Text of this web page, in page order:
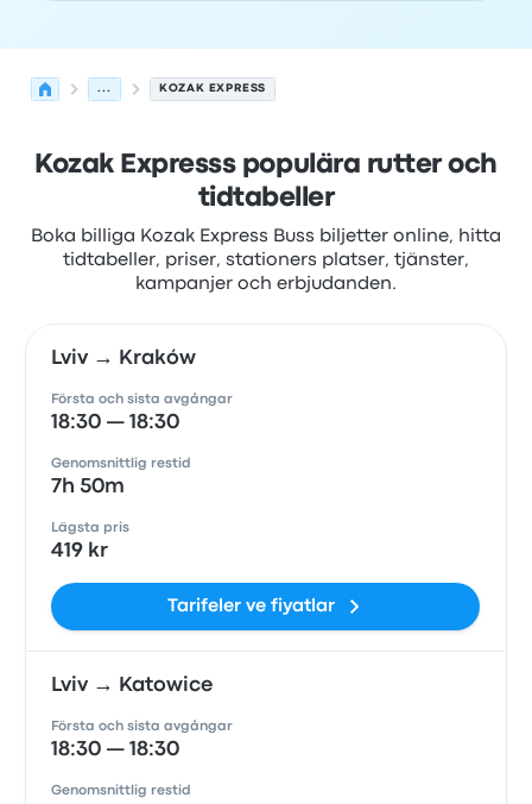
... KOZAK EXPRESS
Kozak Expresss populära rutter och
tidtabeller
Boka billiga Kozak Express Buss biljetter online, hitta
tidtabeller, priser, stationers platser, tjänster,
kampanjer och erbjudanden.
Lviv → Kraków
Första och sista avgångar
18:30 — 18:30
Genomsnittlig restid
7h 50m
Lägsta pris
419 kr
Tarifeler ve fiyatlar
Lviv → Katowice
Första och sista avgångar
18:30 — 18:30
Genomsnittlig restid